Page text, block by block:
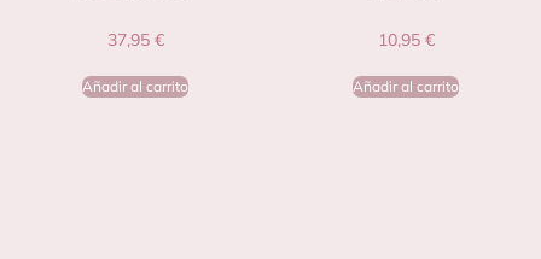
37,95 €
Añadir al carrito
10,95 €
Añadir al carrito